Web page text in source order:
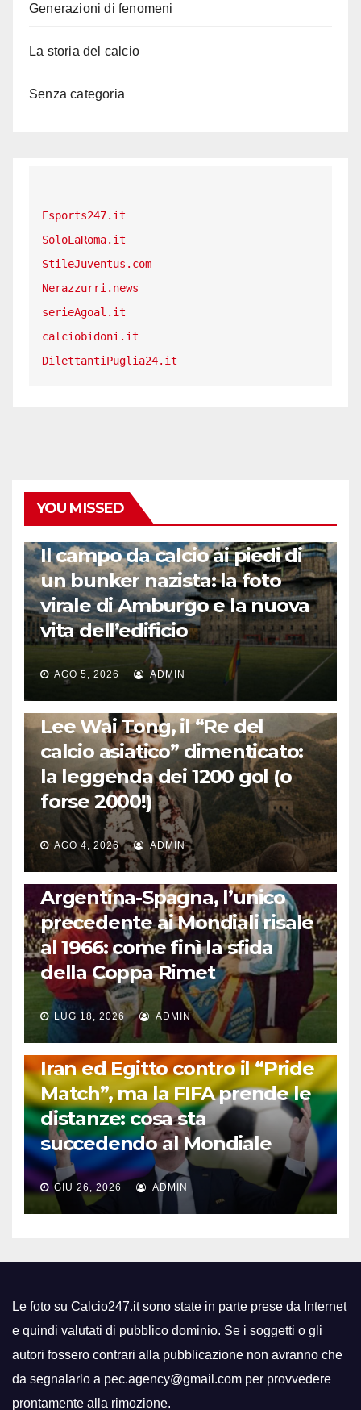
Generazioni di fenomeni
La storia del calcio
Senza categoria
Esports247.it
SoloLaRoma.it
StileJuventus.com
Nerazzurri.news
serieAgoal.it
calciobidoni.it
DilettantiPuglia24.it
YOU MISSED
Il campo da calcio ai piedi di
un bunker nazista: la foto
virale di Amburgo e la nuova
vita dell’edificio
AGO 5, 2026 ADMIN
LA STORIA DEL CALCIO
Lee Wai Tong, il “Re del
calcio asiatico” dimenticato:
la leggenda dei 1200 gol (o
forse 2000!)
AGO 4, 2026 ADMIN
CALCIO INTERNAZIONALE
Argentina-Spagna, l’unico
precedente ai Mondiali risale
al 1966: come finì la sfida
della Coppa Rimet
LUG 18, 2026 ADMIN
FUORI DAL CAMPO: CALCIO, GOSSIP E NON SOLO
Iran ed Egitto contro il “Pride
Match”, ma la FIFA prende le
distanze: cosa sta
succedendo al Mondiale
GIU 26, 2026 ADMIN
Le foto su Calcio247.it sono state in parte prese da Internet
e quindi valutati di pubblico dominio. Se i soggetti o gli
autori fossero contrari alla pubblicazione non avranno che
da segnalarlo a pec.agency@gmail.com per provvedere
prontamente alla rimozione.